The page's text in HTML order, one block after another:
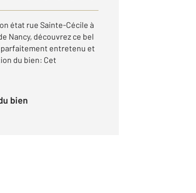
état rue Sainte-Cécile à
Nancy, découvrez ce bel
entretenu et
du bien: Cet
bien